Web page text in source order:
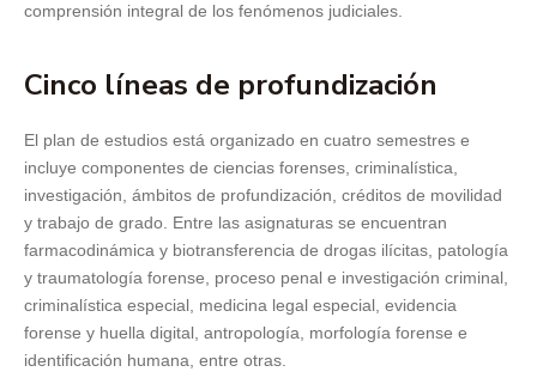
comprensión integral de los fenómenos judiciales.
Cinco líneas de profundización
El plan de estudios está organizado en cuatro semestres e
incluye componentes de ciencias forenses, criminalística,
investigación, ámbitos de profundización, créditos de movilidad
y trabajo de grado. Entre las asignaturas se encuentran
farmacodinámica y biotransferencia de drogas ilícitas, patología
y traumatología forense, proceso penal e investigación criminal,
criminalística especial, medicina legal especial, evidencia
forense y huella digital, antropología, morfología forense e
identificación humana, entre otras.